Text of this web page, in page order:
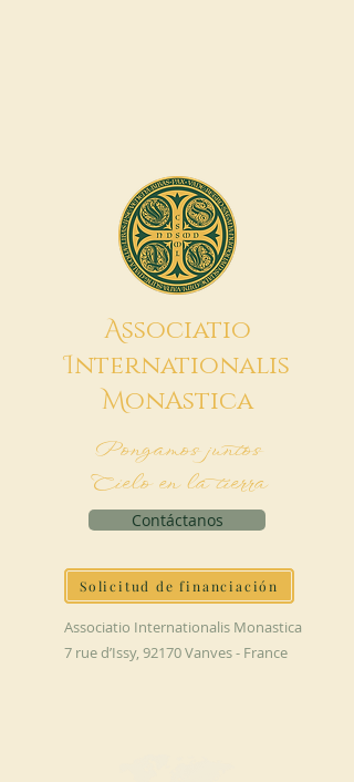
Associatio
Internationalis
MonAstica
Pongamos juntos
Cielo en la tierra
Contáctanos
Solicitud de financiación
Associatio Internationalis Monastica
7 rue d’Issy, 92170 Vanves - France